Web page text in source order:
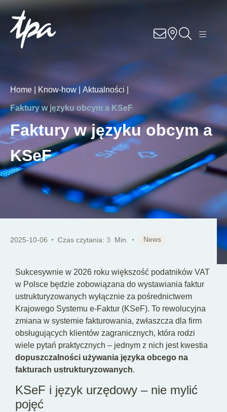
Know-how
Specjalizacje
O nas
Kariera
Lokalizacje
Home | Know-how | Aktualności |
Faktury w języku obcym a KSeF
Faktury w języku obcym a
KSeF
2025-10-06 Czas czytania: 3 Min. News
Sukcesywnie w 2026 roku większość podatników VAT
w Polsce będzie zobowiązana do wystawiania faktur
ustrukturyzowanych wyłącznie za pośrednictwem
Krajowego Systemu e-Faktur (KSeF). To rewolucyjna
zmiana w systemie fakturowania, zwłaszcza dla firm
obsługujących klientów zagranicznych, która rodzi
wiele pytań praktycznych – jednym z nich jest kwestia
dopuszczalności używania języka obcego na
fakturach ustrukturyzowanych.
KSeF i język urzędowy – nie mylić
pojęć